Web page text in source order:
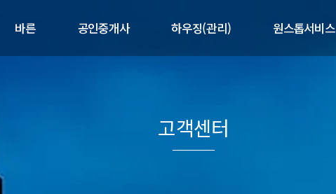
바른 공인중개사 하우징(관리)
사업현황
임대인전용
원스톱서비스
고객센터